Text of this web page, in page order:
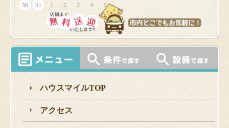
ハウスマイルTOP
アクセス